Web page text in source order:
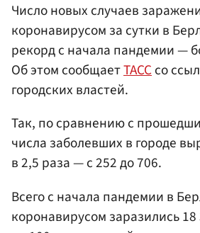
Число новых случаев
коронавирусом за сутки в
рекорд с начала пандемии —
Об этом сообщаетТАССсо
городских властей.
Так, по сравнению с
числа заболевших в городе
в 2,5 раза — с 252 до 706.
Всего с начала пандемии в
коронавирусом заразились